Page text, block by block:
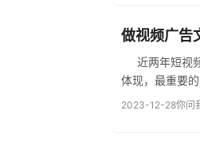
做视频广告
近两年短视频广告如
体现，最重要
2023-12-28你问